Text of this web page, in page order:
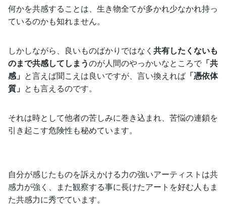
何かを共感することは、生き物全てが多かれ少なかれ持っ
ているのかも知れません。
しかしながら、良いものばかりではなく 共有したくないも
のまで共感してしまうのが人間のやっかいなところで 「共
感」 と言えば聞こえは良いですが、言い換えれば 「憑依体
質」 とも言えるのです。
それは時として他者の苦しみに巻き込まれ、苦悩の連鎖を
引き起こす危険性も秘めています。
自分が感じたものを訴えかける力の強いアーティストは共
感力が強く、また観察する事に長けたアートを好む人もま
た共感力に秀でています。